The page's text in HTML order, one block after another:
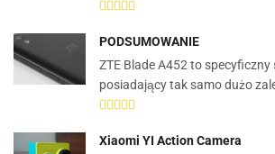
PODSUMOWANIE
ZTE Blade A452 to
posiadający tak samo dużo
Xiaomi YI Action Camera